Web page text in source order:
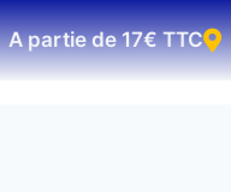
A partie de 17€ TTC